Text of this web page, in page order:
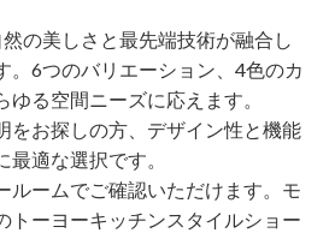
の美しさと最先端技術が融合し
。6つのバリエーション、4色のカ
る空間ニーズに応えます。
をお探しの方、デザイン性と機能
適な選択です。
ルームでご確認いただけます。モ
トーヨーキッチンスタイルショー